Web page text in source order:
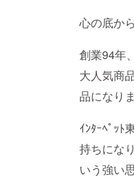
心の底か
創業94年
大人気商
品になりま
ｲﾝﾀｰﾍﾟｯ
持ちにな
いう強い